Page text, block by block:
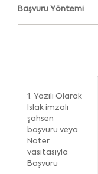
Başvuru Yöntemi
1. Yazılı Olarak
Islak imzalı
şahsen
başvuru veya
Noter
vasıtasıyla
Başvuru